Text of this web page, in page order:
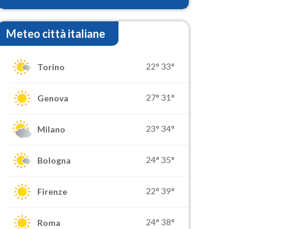
Meteo città italiane
Torino 22° 33°
Genova 27° 31°
Milano 23° 34°
Bologna 24° 35°
Firenze 22° 39°
Roma 24° 38°